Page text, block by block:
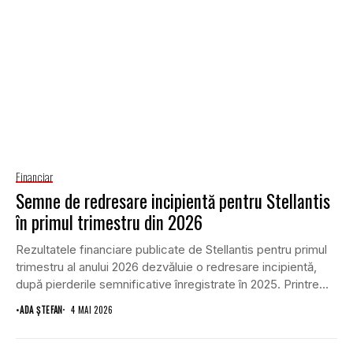
Financiar
Semne de redresare incipientă pentru Stellantis
în primul trimestru din 2026
Rezultatele financiare publicate de Stellantis pentru primul
trimestru al anului 2026 dezvăluie o redresare incipientă,
după pierderile semnificative înregistrate în 2025. Printre
principalele...
•ADA ȘTEFAN 4 MAI 2026